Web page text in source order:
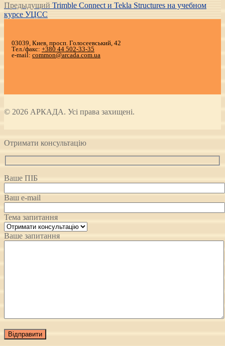
Навигация
по
Предыдущий Предыдущая
Trimble Connect и Tekla Structures на учебном
курсе УЦСС
03039, Киев, просп. Голосеевський, 42
Тел./факс: +380 44 502-33-35
e-mail: common@arcada.com.ua
© 2026 АРКАДА. Усі права захищені.
Отримати консультацію
Ваше ПІБ
Ваш e-mail
Тема запитання
Ваше запитання